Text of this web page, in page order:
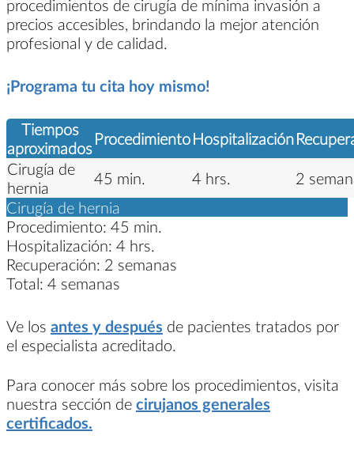
procedimientos de cirugía de mínima invasión a
precios accesibles, brindando la mejor atención
profesional y de calidad.
¡Programa tu cita hoy mismo!
Tiempos
aproximadosProcedimientoHospitalización
Cirugía de
hernia
45 min. 4 hrs.
2
Cirugía de hernia
Procedimiento: 45 min.
Hospitalización: 4 hrs.
Recuperación: 2 semanas
Total: 4 semanas
Ve los antes y después de pacientes tratados por
el especialista acreditado.
Para conocer más sobre los procedimientos, visita
nuestra sección de cirujanos generales
certificados.